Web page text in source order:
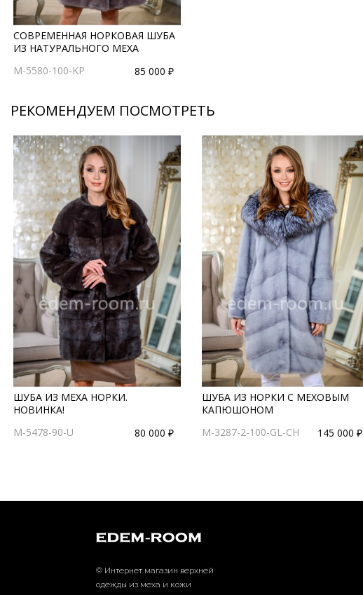
СОВРЕМЕННАЯ НОРКОВАЯ ШУБА
ИЗ НАТУРАЛЬНОГО МЕХА
M-5580-100-KP
85 000 ₽
РЕКОМЕНДУЕМ ПОСМОТРЕТЬ
ШУБА ИЗ МЕХА НОРКИ.
НОВИНКА!
M-5478-90-U
80 000 ₽
ШУБА ИЗ НОРКИ С МЕХОВЫМ
КАПЮШОНОМ
M-3287-2-100-GL-CH
145 000 ₽
© Интернет магазин верхней
одежды из меха и кожи